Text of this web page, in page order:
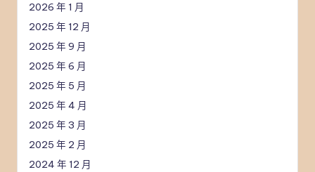
2026 年 1 月
2025 年 12 月
2025 年 9 月
2025 年 6 月
2025 年 5 月
2025 年 4 月
2025 年 3 月
2025 年 2 月
2024 年 12 月